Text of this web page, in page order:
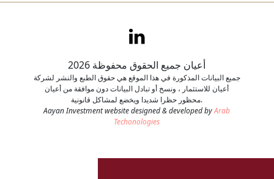
أعيان جميع الحقوق محفوظة 2026
جميع البيانات المذكورة في هذا الموقع هي حقوق الطبع والنشر لشركة
أعيان للاستثمار ، ونسخ أو تبادل البيانات دون موافقة من أعيان
محظور حظرا شديدا ويخضع لمشاكل قانونية.
Aayan Investment website designed & developed byArab
Techonologies